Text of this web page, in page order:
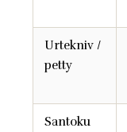
Urtekniv /
petty
Santoku